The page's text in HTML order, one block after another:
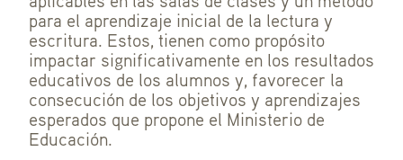
para el aprendizaje inicial de la lectura y
escritura. Estos, tienen como propósito
impactar significativamente en los resultados
educativos de los alumnos y, favorecer la
consecución de los objetivos y aprendizajes
esperados que propone el Ministerio de
Educación.